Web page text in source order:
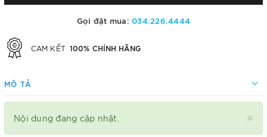
Gọi đặt mua:034.226.4444
CAM KẾT 100% CHÍNH HÃNG
MÔ TẢ
×
Nội dung đang cập nhật.